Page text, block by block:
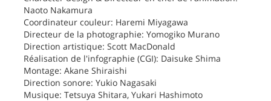
Naoto Nakamura
Coordinateur couleur: Haremi Miyagawa
Directeur de la photographie: Yomogiko Murano
Direction artistique: Scott MacDonald
Réalisation de l'infographie (CGI): Daisuke Shima
Montage: Akane Shiraishi
Direction sonore: Yukio Nagasaki
Musique: Tetsuya Shitara, Yukari Hashimoto